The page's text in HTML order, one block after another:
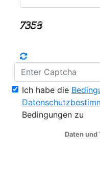
Ich habe die
Bedingungen zu
Daten und